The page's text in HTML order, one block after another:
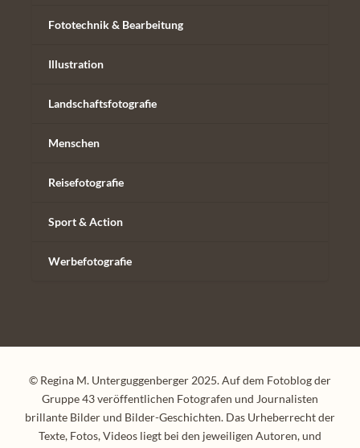
Fototechnik & Bearbeitung
Illustration
Landschaftsfotografie
Menschen
Reisefotografie
Sport & Action
Werbefotografie
© Regina M. Unterguggenberger 2025. Auf dem Fotoblog der
Gruppe 43 veröffentlichen Fotografen und Journalisten
brillante Bilder und Bilder-Geschichten. Das Urheberrecht der
Texte, Fotos, Videos liegt bei den jeweiligen Autoren, und